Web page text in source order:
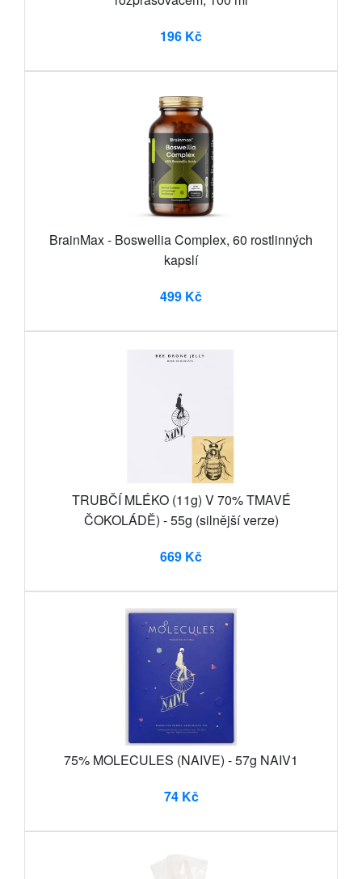
196 Kč
BrainMax - Boswellia Complex, 60 rostlinných
kapslí
499 Kč
TRUBČÍ MLÉKO (11g) V 70% TMAVÉ
ČOKOLÁDĚ) - 55g (silnější verze)
669 Kč
75% MOLECULES (NAIVE) - 57g NAIV1
74 Kč